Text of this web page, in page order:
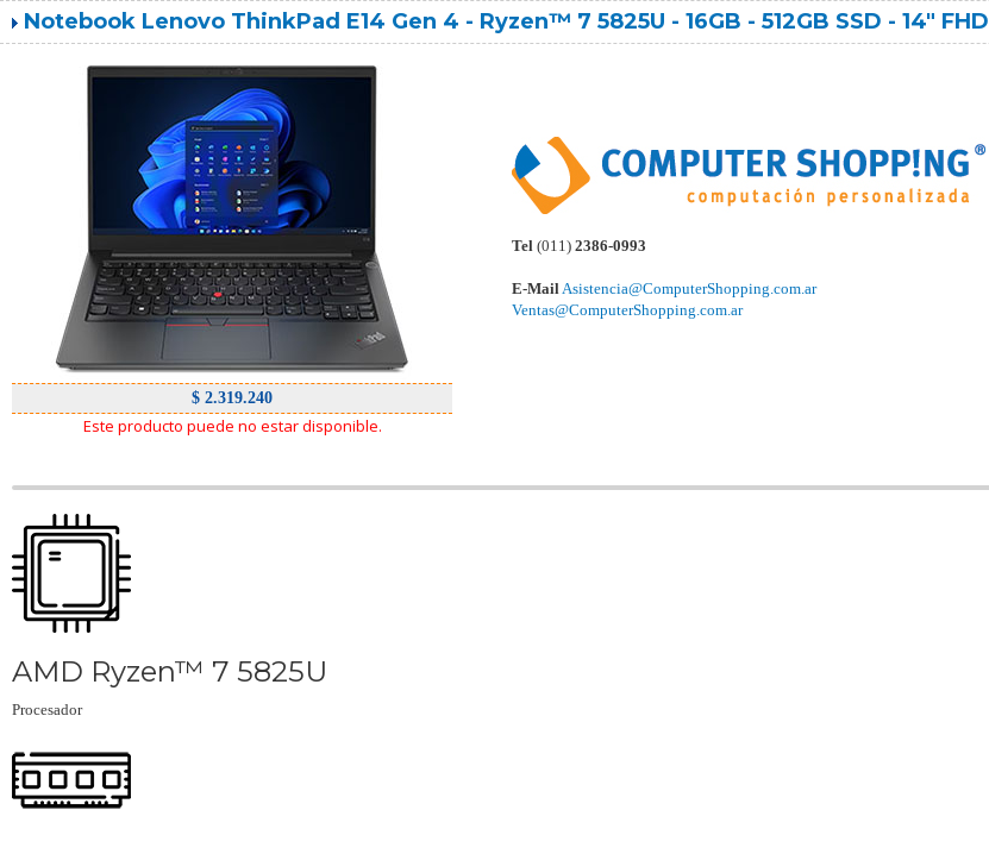
Notebook Lenovo ThinkPad E14 Gen 4 - Ryzen™ 7 5825U - 16GB - 512GB SSD - 14" FHD
$ 2.319.240
Este producto puede no estar disponible.
Tel (011) 2386-0993
E-MailAsistencia@ComputerShopping.com.ar
Ventas@ComputerShopping.com.ar
AMD Ryzen™ 7 5825U
Procesador